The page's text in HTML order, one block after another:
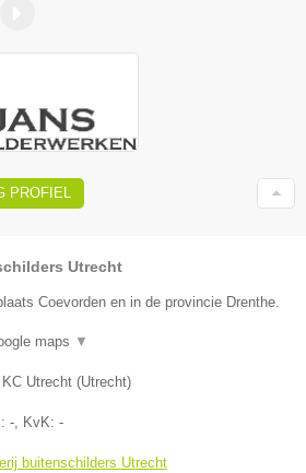
PROFIEL
Utrecht
Coevorden en in de provincie Drenthe.
maps ▼
Utrecht (Utrecht)
-, KvK: -
buitenschilders Utrecht